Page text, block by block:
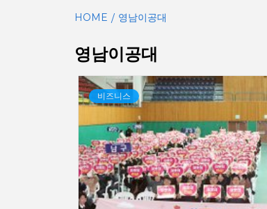
HOME 영남이공대
영남이공대
비즈니스